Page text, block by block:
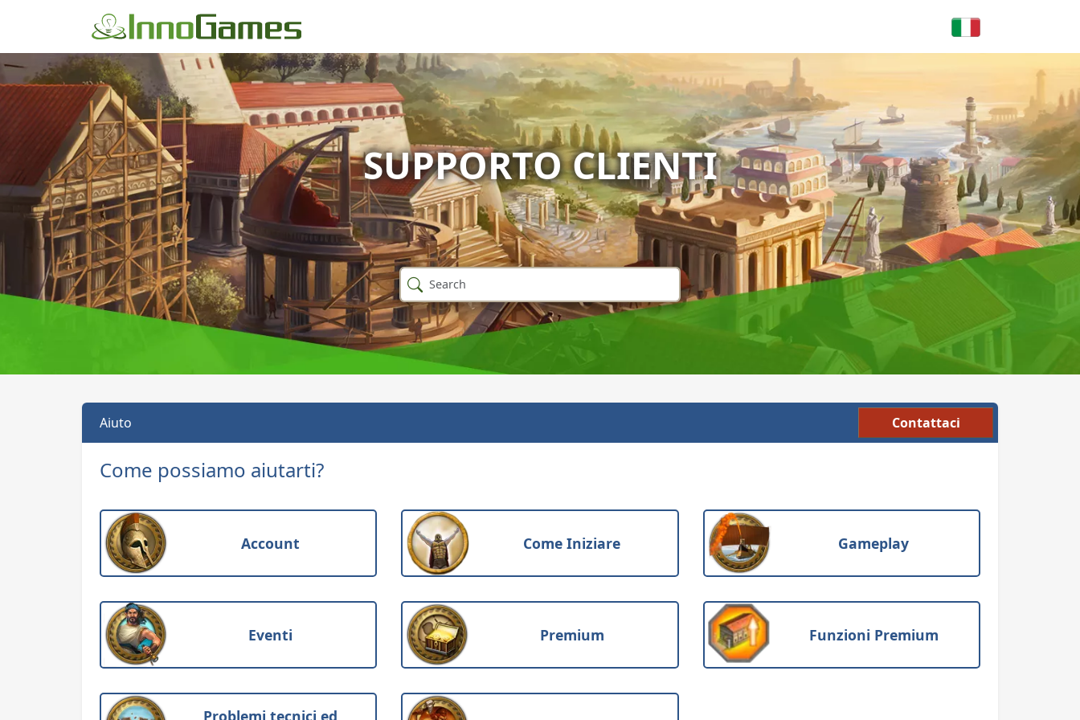
SUPPORTO CLIENTI
Aiuto Contattaci
Come possiamo aiutarti?
Account Come Iniziare Gameplay
Eventi Premium Funzioni Premium
Problemi tecnici ed